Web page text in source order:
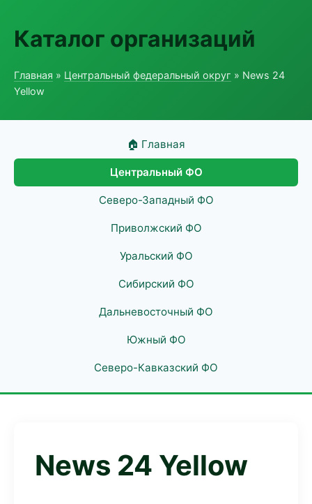
Каталог организаций
Главная » Центральный федеральный округ » News 24
Yellow
🏠 Главная
Центральный ФО
Северо-Западный ФО
Приволжский ФО
Уральский ФО
Сибирский ФО
Дальневосточный ФО
Южный ФО
Северо-Кавказский ФО
News 24 Yellow